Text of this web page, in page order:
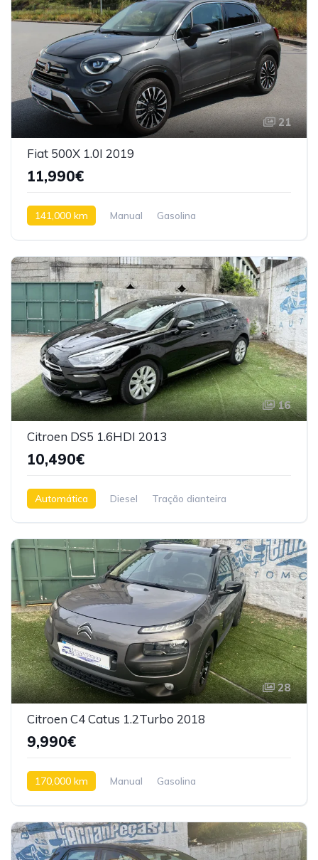
21
Fiat 500X 1.0I 2019
11,990€
141,000 km Manual
Gasolina
16
Citroen DS5 1.6HDI 2013
10,490€
Automática Diesel Tração dianteira
28
Citroen C4 Catus 1.2Turbo 2018
9,990€
170,000 km Manual
Gasolina